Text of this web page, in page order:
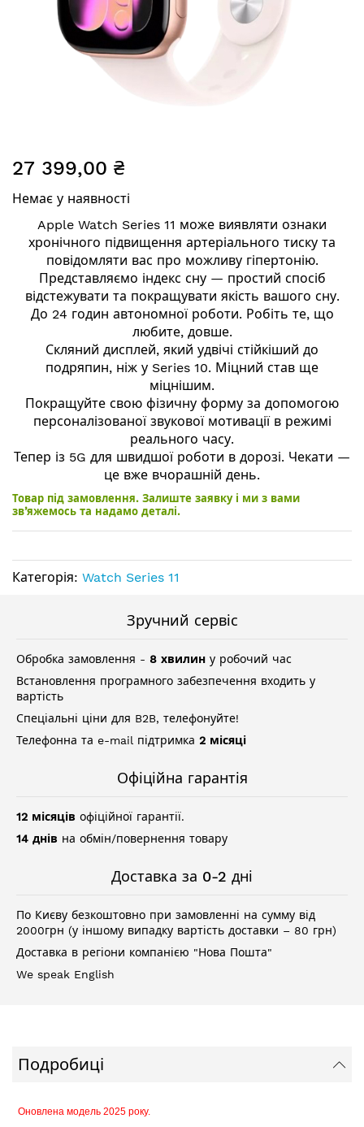
до
галереї
зображень
27 399,00 ₴
Немає у наявності
Apple Watch Series 11 може виявляти ознаки
хронічного підвищення артеріального тиску та
повідомляти вас про можливу гіпертонію.
Представляємо індекс сну — простий спосіб
відстежувати та покращувати якість вашого сну.
До 24 годин автономної роботи. Робіть те, що
любите, довше.
Скляний дисплей, який удвічі стійкіший до
подряпин, ніж у Series 10. Міцний став ще
міцнішим.
Покращуйте свою фізичну форму за допомогою
персоналізованої звукової мотивації в режимі
реального часу.
Тепер із 5G для швидшої роботи в дорозі. Чекати —
це вже вчорашній день.
Товар під замовлення. Залиште заявку і ми з вами
зв’яжемось та надамо деталі.
Категорія: Watch Series 11
Зручний сервіс
Обробка замовлення - 8 хвилин у робочий час
Встановлення програмного забезпечення входить у
вартість
Спеціальні ціни для B2B, телефонуйте!
Телефонна та e-mail підтримка 2 місяці
Офіційна гарантія
12 місяців офіційної гарантії.
14 днів на обмін/повернення товару
Доставка за 0-2 дні
По Києву безкоштовно при замовленні на сумму від
2000грн (у іншому випадку вартість доставки – 80 грн)
Доставка в регіони компанією "Нова Пошта"
We speak English
Подробиці
Оновлена модель 2025 року.